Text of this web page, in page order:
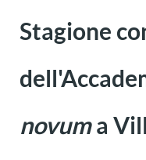
Stagione
novum a